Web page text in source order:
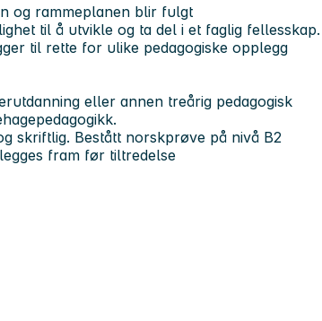
og rammeplanen blir fulgt
til å utvikle og ta del i et faglig fellesskap.
til rette for ulike pedagogiske opplegg
eller annen treårig pedagogisk
skriftlig. Bestått norskprøve på nivå B2
fram før tiltredelse